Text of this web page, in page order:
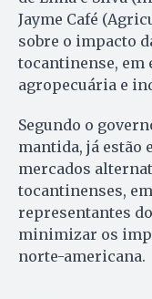
Jayme Café
sobre o impacto
tocantinense, em
agropecuária e
Segundo o
mantida, já estão
mercados
tocantinenses,
representantes
minimizar os
norte-americana.